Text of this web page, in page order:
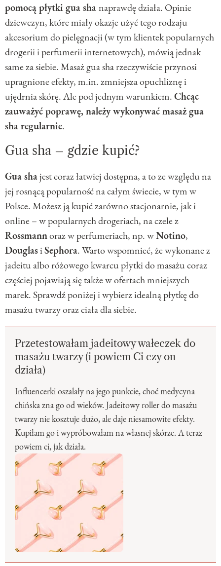
pomocą płytki gua shanaprawdę działa. Opinie
dziewczyn, które miały okazje użyć tego rodzaju
akcesorium do pielęgnacji (w tym klientek popularnych
drogerii i perfumerii internetowych), mówią jednak
same za siebie. Masaż gua sha rzeczywiście przynosi
upragnione efekty, m.in. zmniejsza opuchliznę i
ujędrnia skórę. Ale pod jednym warunkiem.Chcąc
zauważyć poprawę, należy wykonywać masaż gua
sha regularnie.
Gua sha – gdzie kupić?
Gua shajest coraz łatwiej dostępna, a to ze względu na
jej rosnącą popularność na całym świecie, w tym w
Polsce. Możesz ją kupić zarówno stacjonarnie, jak i
online – w popularnych drogeriach, na czele z
Rossmannoraz w perfumeriach, np. wNotino,
DouglasiSephora. Warto wspomnieć, że wykonane z
jadeitu albo różowego kwarcu płytki do masażu coraz
częściej pojawiają się także w ofertach mniejszych
marek. Sprawdź poniżej i wybierz idealną płytkę do
masażu twarzy oraz ciała dla siebie.
Przetestowałam jadeitowy wałeczek do
masażu twarzy (i powiem Ci czy on
działa)
Influencerki oszalały na jego punkcie, choć medycyna
chińska zna go od wieków. Jadeitowy roller do masażu
twarzy nie kosztuje dużo, ale daje niesamowite efekty.
Kupiłam go i wypróbowałam na własnej skórze. A teraz
powiem ci, jak działa.